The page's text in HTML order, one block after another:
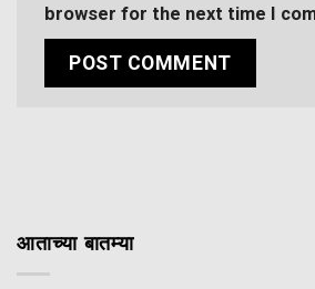
browser for the next time I
आताच्या बातम्या